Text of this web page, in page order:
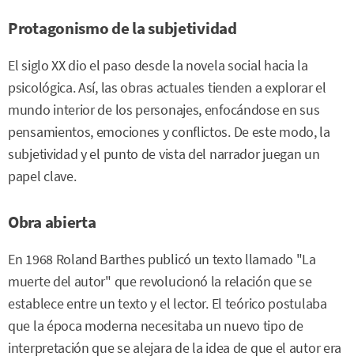
Protagonismo de la subjetividad
El siglo XX dio el paso desde la novela social hacia la
psicológica. Así, las obras actuales tienden a explorar el
mundo interior de los personajes, enfocándose en sus
pensamientos, emociones y conflictos. De este modo, la
subjetividad y el punto de vista del narrador juegan un
papel clave.
Obra abierta
En 1968 Roland Barthes publicó un texto llamado "La
muerte del autor" que revolucionó la relación que se
establece entre un texto y el lector. El teórico postulaba
que la época moderna necesitaba un nuevo tipo de
interpretación que se alejara de la idea de que el autor era